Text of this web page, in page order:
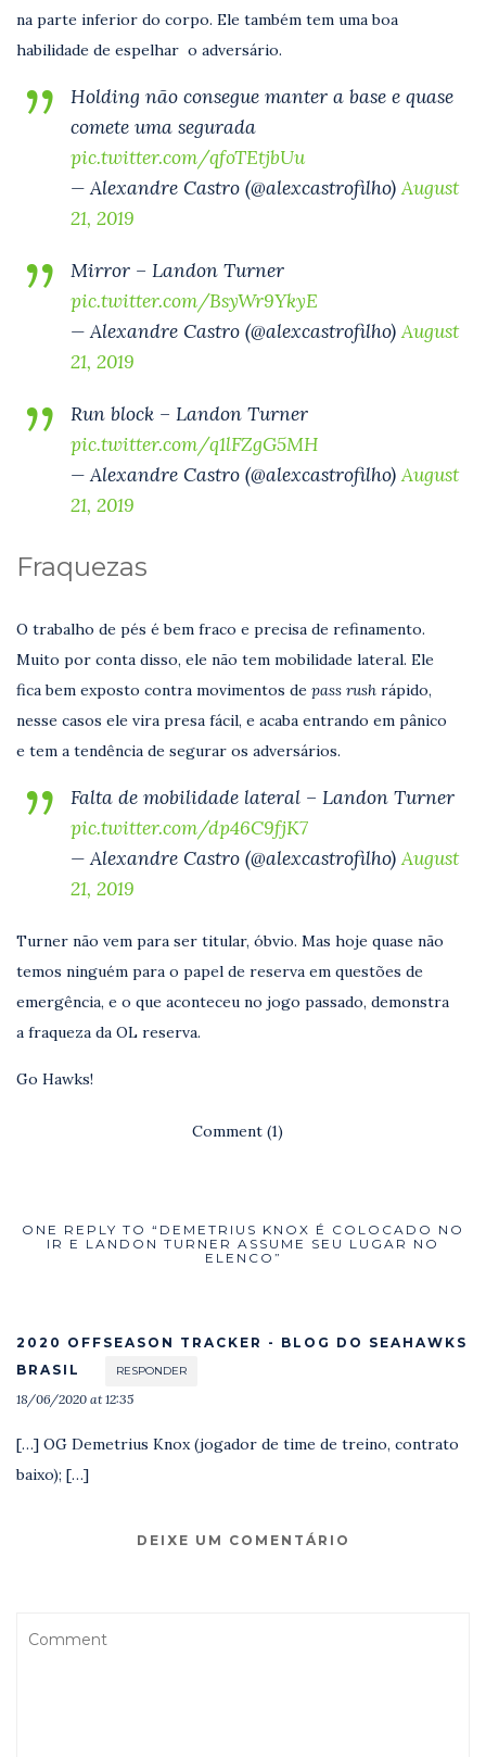
na parte inferior do corpo. Ele também tem uma boa
habilidade de espelhar o adversário.
Holding não consegue manter a base e quase
comete uma segurada
pic.twitter.com/qfoTEtjbUu
— Alexandre Castro (@alexcastrofilho) August
21, 2019
Mirror – Landon Turner
pic.twitter.com/BsyWr9YkyE
— Alexandre Castro (@alexcastrofilho) August
21, 2019
Run block – Landon Turner
pic.twitter.com/q1lFZgG5MH
— Alexandre Castro (@alexcastrofilho) August
21, 2019
Fraquezas
O trabalho de pés é bem fraco e precisa de refinamento.
Muito por conta disso, ele não tem mobilidade lateral. Ele
fica bem exposto contra movimentos de pass rush rápido,
nesse casos ele vira presa fácil, e acaba entrando em pânico
e tem a tendência de segurar os adversários.
Falta de mobilidade lateral – Landon Turner
pic.twitter.com/dp46C9fjK7
— Alexandre Castro (@alexcastrofilho) August
21, 2019
Turner não vem para ser titular, óbvio. Mas hoje quase não
temos ninguém para o papel de reserva em questões de
emergência, e o que aconteceu no jogo passado, demonstra
a fraqueza da OL reserva.
Go Hawks!
Comment (1)
ONE REPLY TO “DEMETRIUS KNOX É COLOCADO NO
IR E LANDON TURNER ASSUME SEU LUGAR NO
ELENCO”
2020 OFFSEASON TRACKER - BLOG DO SEAHAWKS
BRASIL
RESPONDER
18/06/2020 at 12:35
[…] OG Demetrius Knox (jogador de time de treino, contrato
baixo); […]
DEIXE UM COMENTÁRIO